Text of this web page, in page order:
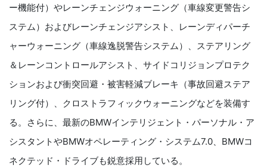
ー機能付）やレーンチェンジウォーニング（車線変更警告シ
ステム）およびレーンチェンジアシスト、レーンディパーチ
ャーウォーニング（車線逸脱警告システム）、ステアリング
＆レーンコントロールアシスト、サイドコリジョンプロテク
ションおよび衝突回避・被害軽減ブレーキ（事故回避ステア
リング付）、クロストラフィックウォーニングなどを装備す
る。さらに、最新のBMWインテリジェント・パーソナル・ア
シスタントやBMWオペレーティング・システム7.0、BMWコ
ネクテッド・ドライブも鋭意採用している。